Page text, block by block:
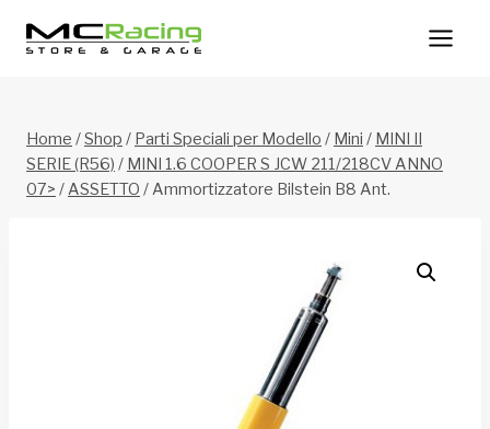
Home /Shop / Parti Speciali per Modello / Mini / MINI II
SERIE (R56) / MINI 1.6 COOPER S JCW 211/218CV ANNO
07> /ASSETTO /Ammortizzatore Bilstein B8 Ant.